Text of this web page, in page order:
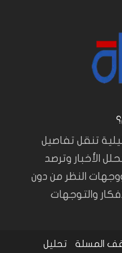
تنقل تفاصيل
الأخبار وترصد
النظر من دون
والتوجهات
المسلة تحليل